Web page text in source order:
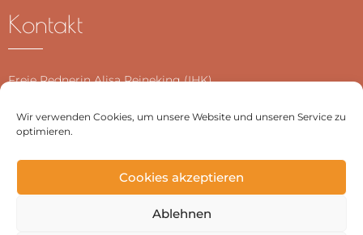
Wir verwenden Cookies, um unsere Website und unseren Service zu
optimieren.
Cookies akzeptieren
Ablehnen
Kontakt
Freie Rednerin Alisa Reineking (IHK)
Telefon:0152 2101 6585
E-Mail:
Website:www.alisareineking.de